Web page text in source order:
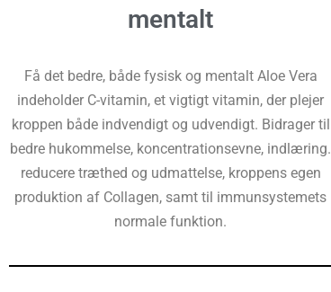
mentalt
Få det bedre, både fysisk og mentalt Aloe Vera
indeholder C-vitamin, et vigtigt vitamin, der plejer
kroppen både indvendigt og udvendigt. Bidrager til
bedre hukommelse, koncentrationsevne, indlæring.
reducere træthed og udmattelse, kroppens egen
produktion af Collagen, samt til immunsystemets
normale funktion.